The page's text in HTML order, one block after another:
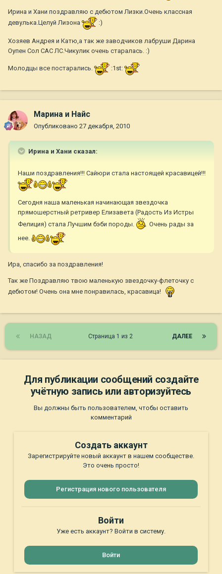
Ирина и Хани поздравляю с дебютом Лизки.Очень классная
девулька.Целуй Лизона
:)
Хозяев Андрея и Катю,а так же заводчиков лабруши Дарина
Оупен Сол САС ЛС.Чикулик очень старалась. :)
Молодцы все постарались. :1st:
Марина и Найс
Опубликовано 27 декабря, 2010
Ирина и Хани сказал:
Наши поздравления!!! Сайюри стала настоящей красавицей!!!
Сегодня наша маленькая начинающая звездочка
прямошерстный ретривер Елизавета (Радость Из Истры
Фелиция) стала Лучшим бэби породы.
Очень рады за
нее.
Ира, спасибо за поздравления!
Так же Поздравляю твою маленькую звездочку-флеточку с
дебютом! Очень она мне понравилась, красавица!
НАЗАД ДАЛЕЕ
Страница 1 из 2
Для публикации сообщений создайте
учётную запись или авторизуйтесь
Вы должны быть пользователем, чтобы оставить
комментарий
Создать аккаунт
Зарегистрируйте новый аккаунт в нашем сообществе.
Это очень просто!
Регистрация нового пользователя
Войти
Уже есть аккаунт? Войти в систему.
Войти